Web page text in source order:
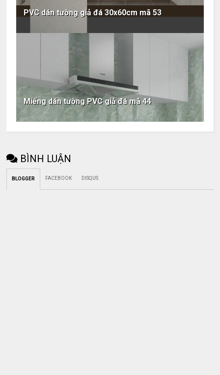
PVC dán tường giả đá 30x60cm mã 53
Miếng dán tường PVC giả đá mã 44
BÌNH LUẬN
BLOGGER FACEBOOK DISQUS